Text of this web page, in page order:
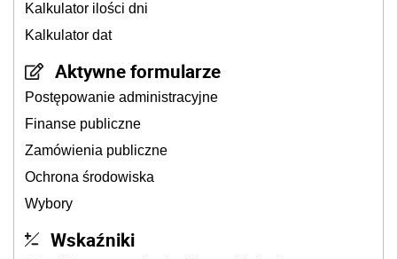
Kalkulator ilości dni
Kalkulator dat
Aktywne formularze
Postępowanie administracyjne
Finanse publiczne
Zamówienia publiczne
Ochrona środowiska
Wybory
Wskaźniki